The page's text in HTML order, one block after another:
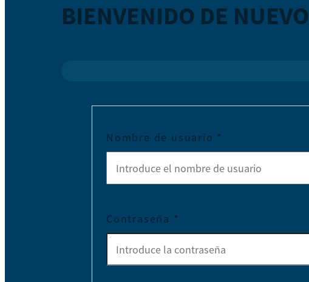
BIENVENIDO DE NUEVO
Nombre de usuario *
Contraseña *